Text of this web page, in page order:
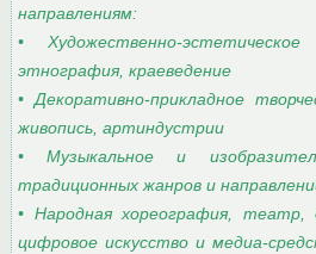
направлениям:
• Художественно-
этнография, краеведение
• Декоративно-прикладное
живопись, артиндустрии
• Музыкальное и
традиционных жанров и
• Народная хореография, театр,
цифровое искусство и медиа-